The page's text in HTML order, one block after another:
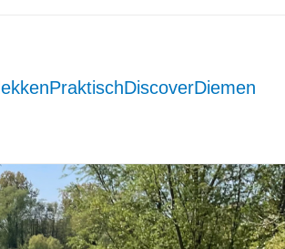
PraktischDiscoverDiemen